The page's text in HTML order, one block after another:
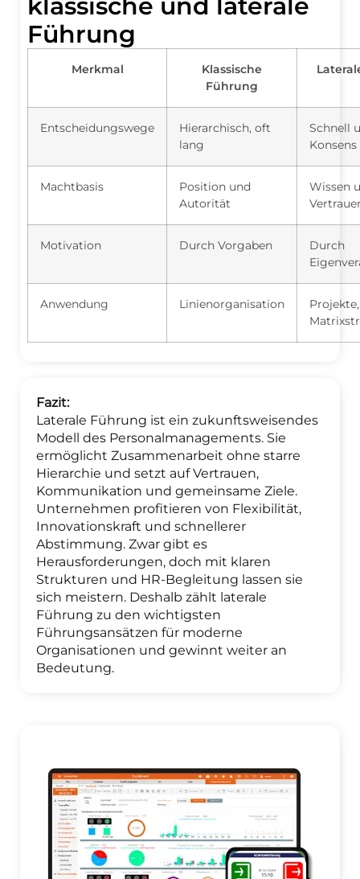
Führung
Merkmal
Klassische
Führung
Entscheidungswege
Hierarchisch, oft
lang
Schnell
Konsens
Machtbasis
Position und
Autorität
Wissen
Motivation Durch Vorgaben
Durch
Anwendung Linienorganisation
Projekte,
Fazit:
Laterale Führung ist ein zukunftsweisendes
Modell des Personalmanagements. Sie
ermöglicht Zusammenarbeit ohne starre
Hierarchie und setzt auf Vertrauen,
Kommunikation und gemeinsame Ziele.
Unternehmen profitieren von Flexibilität,
Innovationskraft und schnellerer
Abstimmung. Zwar gibt es
Herausforderungen, doch mit klaren
Strukturen und HR-Begleitung lassen sie
sich meistern. Deshalb zählt laterale
Führung zu den wichtigsten
Führungsansätzen für moderne
Organisationen und gewinnt weiter an
Bedeutung.